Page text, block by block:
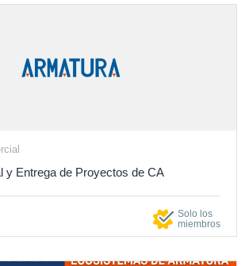
y Entrega de Proyectos de CA
Solo los
miembros